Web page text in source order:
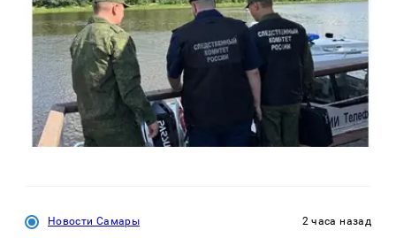
Новости Самары 2 часа назад